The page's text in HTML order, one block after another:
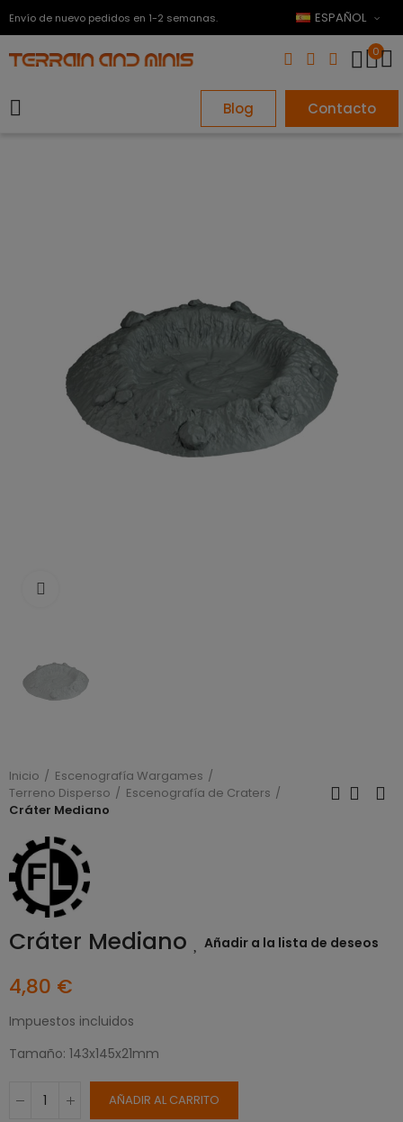
Envío de nuevo pedidos en 1-2 semanas. ESPAÑOL
0
Blog Contacto
Inicio
Escenografía Wargames
Terreno Disperso
Escenografía de Craters
Cráter Mediano
Cráter Mediano Añadir a la lista de deseos
4,80 €
Impuestos incluidos
Tamaño: 143x145x21mm
AÑADIR AL CARRITO